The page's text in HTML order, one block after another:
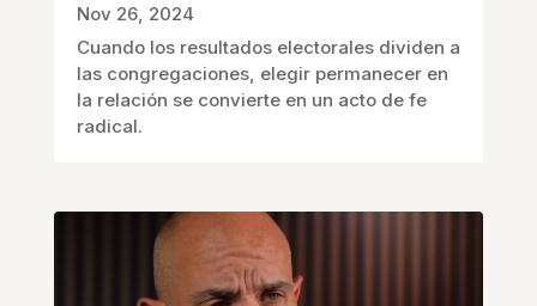
Nov 26, 2024
Cuando los resultados electorales dividen a
las congregaciones, elegir permanecer en
la relación se convierte en un acto de fe
radical.